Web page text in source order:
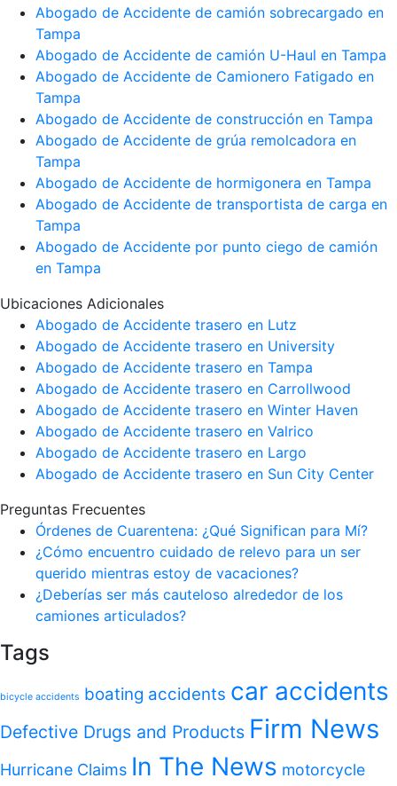
Abogado de Accidente de camión sobrecargado en
Tampa
Abogado de Accidente de camión U-Haul en Tampa
Abogado de Accidente de Camionero Fatigado en
Tampa
Abogado de Accidente de construcción en Tampa
Abogado de Accidente de grúa remolcadora en
Tampa
Abogado de Accidente de hormigonera en Tampa
Abogado de Accidente de transportista de carga en
Tampa
Abogado de Accidente por punto ciego de camión
en Tampa
Ubicaciones Adicionales
Abogado de Accidente trasero en Lutz
Abogado de Accidente trasero en University
Abogado de Accidente trasero en Tampa
Abogado de Accidente trasero en Carrollwood
Abogado de Accidente trasero en Winter Haven
Abogado de Accidente trasero en Valrico
Abogado de Accidente trasero en Largo
Abogado de Accidente trasero en Sun City Center
Preguntas Frecuentes
Órdenes de Cuarentena: ¿Qué Significan para Mí?
¿Cómo encuentro cuidado de relevo para un ser
querido mientras estoy de vacaciones?
¿Deberías ser más cauteloso alrededor de los
camiones articulados?
Tags
bicycle accidents boating accidents car accidents
Defective Drugs and Products Firm News
Hurricane Claims In The News motorcycle